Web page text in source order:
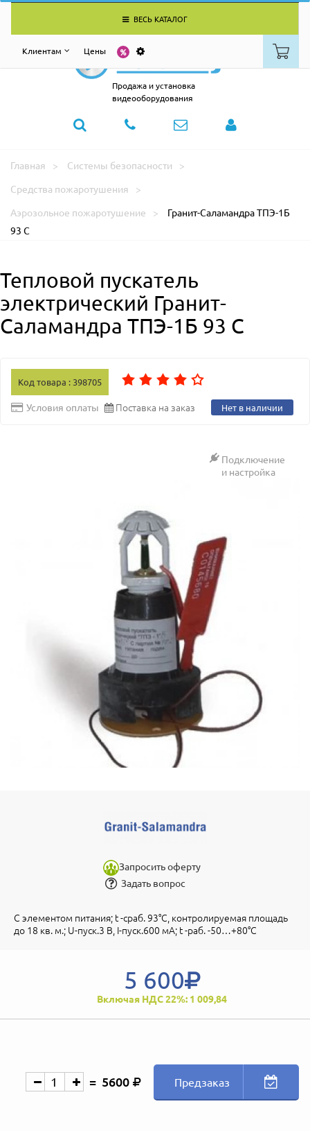
ВЕСЬ КАТАЛОГ
Клиентам Цены
Продажа и установка
видеооборудования
Главная
Системы безопасности
Средства пожаротушения
Аэрозольное пожаротушение
Гранит-Саламандра ТПЭ-1Б
93 C
Тепловой пускатель
электрический Гранит-
Саламандра ТПЭ-1Б 93 C
Код товара : 398705
Условия оплаты Поставка на заказ Нет в наличии
Подключение
и настройка
Запросить оферту
Задать вопрос
С элементом питания; t -сраб. 93°С, контролируемая площадь
до 18 кв. м.; U-пуск.3 В, I-пуск.600 мА; t -раб. -50…+80°С
5 600
Включая НДС 22%: 1 009,84
5600 Предзаказ